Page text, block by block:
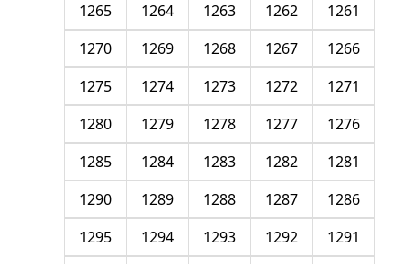
1261
1262
1263
1264
1265
1266
1267
1268
1269
1270
1271
1272
1273
1274
1275
1276
1277
1278
1279
1280
1281
1282
1283
1284
1285
1286
1287
1288
1289
1290
1291
1292
1293
1294
1295